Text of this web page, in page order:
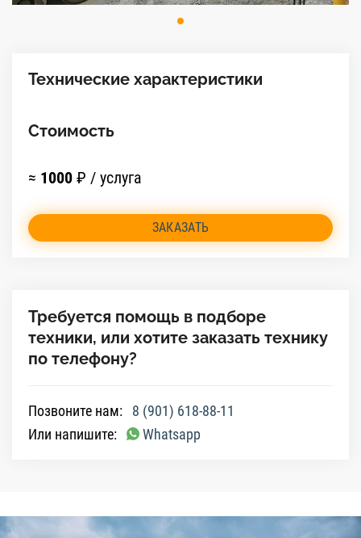
Технические характеристики
Стоимость
≈ 1000 ₽ / услуга
ЗАКАЗАТЬ
Требуется помощь в подборе
техники, или хотите заказать технику
по телефону?
Позвоните нам:
8 (901) 618-88-11
Или напишите:
Whatsapp